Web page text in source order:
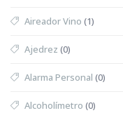
Aireador Vino (1)
Ajedrez (0)
Alarma Personal (0)
Alcoholímetro (0)